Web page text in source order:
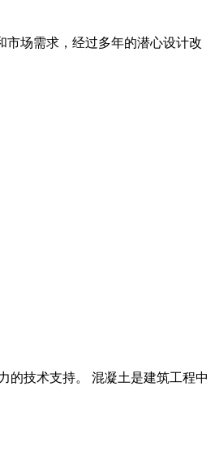
场需求，经过多年的潜心设计改
的技术支持。 混凝土是建筑工程中